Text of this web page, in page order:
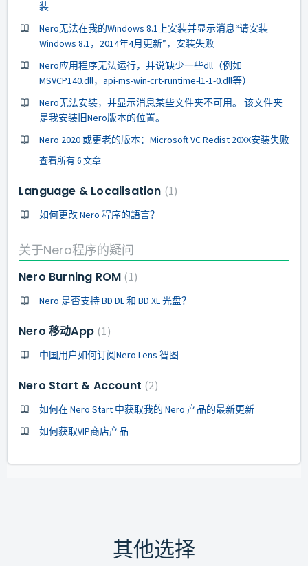
装
Nero无法在我的Windows 8.1上安装并显示消息“请安装
Windows 8.1，2014年4月更新”，安装失败
Nero应用程序无法运行，并说缺少一些dll（例如
MSVCP140.dll，api-ms-win-crt-runtime-l1-1-0.dll等）
Nero无法安装，并显示消息某些文件夹不可用。 该文件夹
是我安装旧Nero版本的位置。
Nero 2020 或更老的版本：Microsoft VC Redist 20XX安装失败
查看所有 6 文章
Language & Localisation 1
如何更改 Nero 程序的語言？
关于Nero程序的疑问
Nero Burning ROM 1
Nero 是否支持 BD DL 和 BD XL 光盘？
Nero 移动App 1
中国用户如何订阅Nero Lens 智图
Nero Start & Account 2
如何在 Nero Start 中获取我的 Nero 产品的最新更新
如何获取VIP商店产品
其他选择